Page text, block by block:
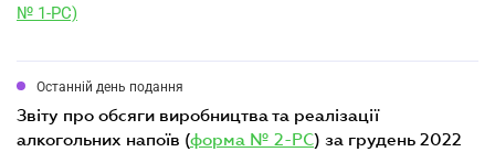
№ 1-РС)
Останній день подання
звіту про обсяги виробництва та реалізації
алкогольних напоїв (форма № 2-РС) за грудень 2022